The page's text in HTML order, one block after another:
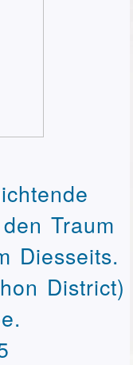
Traum
Diesseits.
District)